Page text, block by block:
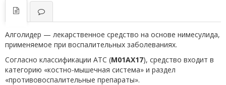
Алголидер — лекарственное средство на основе нимесулида,
применяемое при воспалительных заболеваниях.
Согласно классификации ATC (M01AX17), средство входит в
категорию «костно-мышечная система» и раздел
«противовоспалительные препараты».